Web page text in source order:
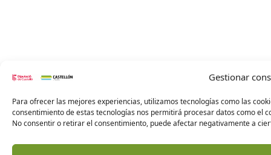
Gestionar
Para ofrecer las mejores experiencias, utilizamos tecnologías como las
consentimiento de estas tecnologías nos permitirá procesar datos como el
No consentir o retirar el consentimiento, puede afectar negativamente a